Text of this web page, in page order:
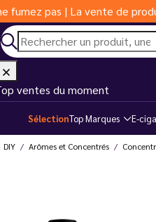
fumez pas | La vente de
ventes du moment
SélectionTop Marques E-
DIY Arômes et Concentrés